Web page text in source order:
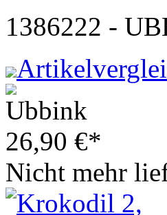
1386222 -
26,90 €*
Nicht mehr